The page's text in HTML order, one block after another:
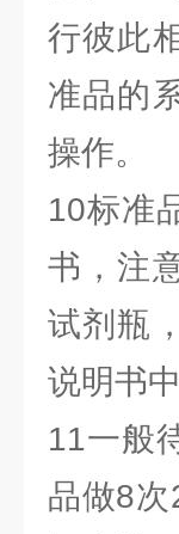
行彼此
准品的
操作。
10标准
书，注
试剂瓶
说明书
11一般
品做8